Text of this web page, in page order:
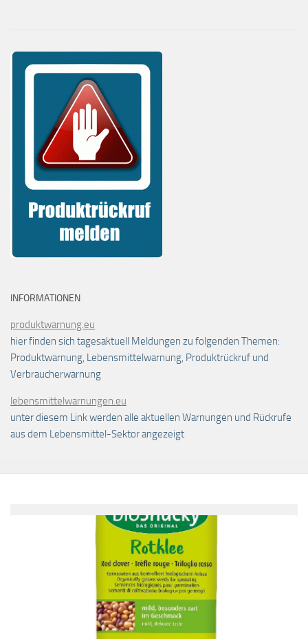
INFORMATIONEN
produktwarnung.eu
hier finden sich tagesaktuell Meldungen zu folgenden Themen:
Produktwarnung, Lebensmittelwarnung, Produktrückruf und
Verbraucherwarnung
lebensmittelwarnungen.eu
unter diesem Link werden alle aktuellen Warnungen und Rückrufe
aus dem Lebensmittel-Sektor angezeigt